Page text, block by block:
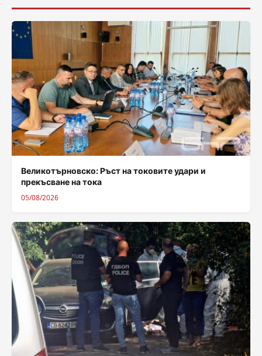
Великотърновско: Ръст на токовите удари и
прекъсване на тока
05/08/2026